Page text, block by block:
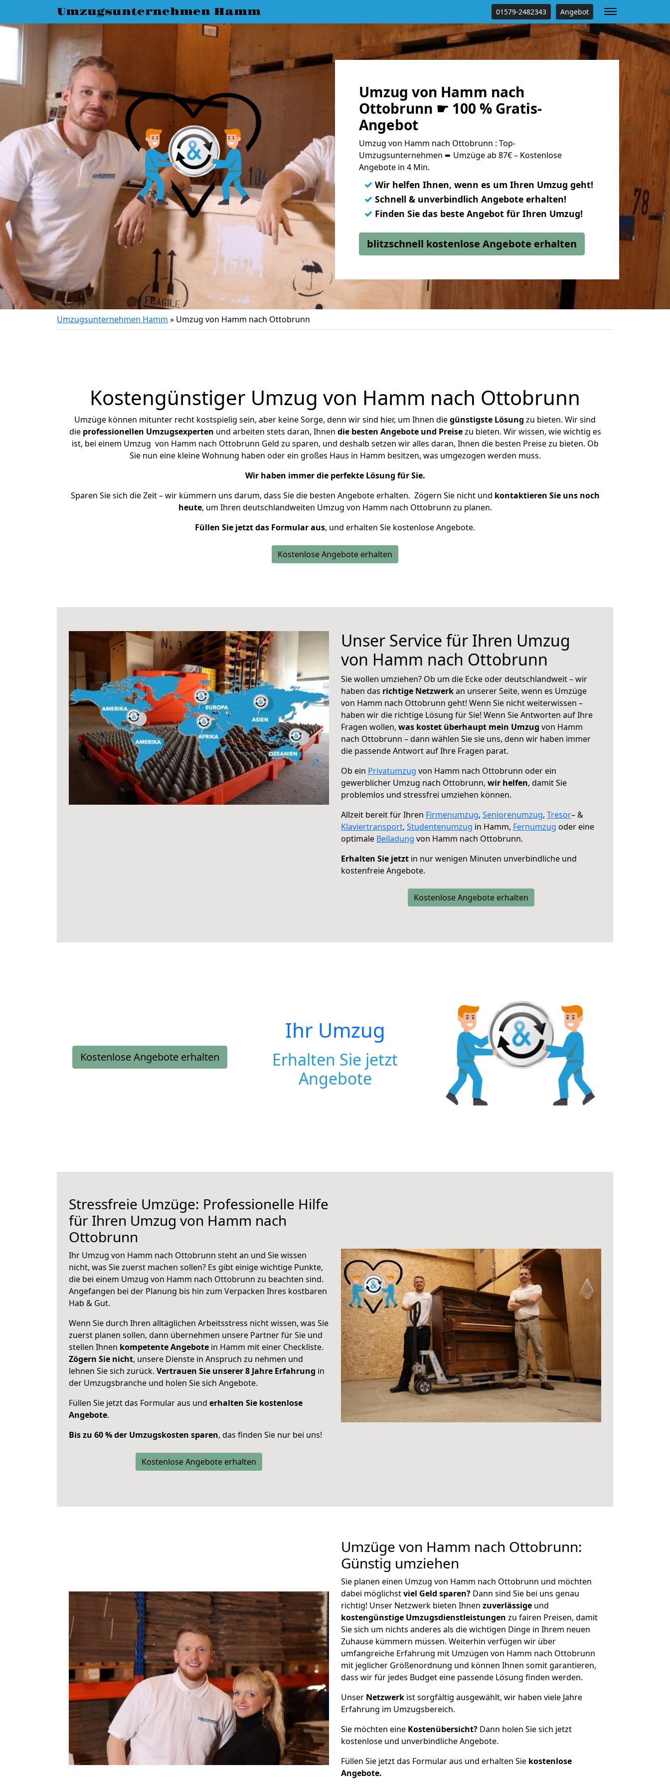
Umzugsunternehmen Hamm 01579-2482343 Angebot
Umzug von Hamm nach
Ottobrunn ☛ 100 % Gratis-
Angebot
Umzug von Hamm nach Ottobrunn : Top-
Umzugsunternehmen ➨ Umzüge ab 87€ – Kostenlose
Angebote in 4 Min.
✓ Wir helfen Ihnen, wenn es um Ihren Umzug geht!
✓ Schnell & unverbindlich Angebote erhalten!
✓ Finden Sie das beste Angebot für Ihren Umzug!
blitzschnell kostenlose Angebote erhalten
Umzugsunternehmen Hamm » Umzug von Hamm nach Ottobrunn
Kostengünstiger Umzug von Hamm nach Ottobrunn
Umzüge können mitunter recht kostspielig sein, aber keine Sorge, denn wir sind hier, um Ihnen diegünstigste Lösung zu bieten. Wir sind
die professionellen Umzugsexperten und arbeiten stets daran, Ihnen die besten Angebote und Preisezu bieten. Wir wissen, wie wichtig es
ist, bei einem Umzug von Hamm nach Ottobrunn Geld zu sparen, und deshalb setzen wir alles daran, Ihnen die besten Preise zu bieten. Ob
Sie nun eine kleine Wohnung haben oder ein großes Haus in Hamm besitzen, was umgezogen werden muss.
Wir haben immer die perfekte Lösung für Sie.
Sparen Sie sich die Zeit – wir kümmern uns darum, dass Sie die besten Angebote erhalten. Zögern Sie nicht und kontaktieren Sie uns noch
heute, um Ihren deutschlandweiten Umzug von Hamm nach Ottobrunn zu planen.
Füllen Sie jetzt das Formular aus, und erhalten Sie kostenlose Angebote.
Kostenlose Angebote erhalten
Unser Service für Ihren Umzug
von Hamm nach Ottobrunn
Sie wollen umziehen? Ob um die Ecke oder deutschlandweit – wir
haben das richtige Netzwerkan unserer Seite, wenn es Umzüge
von Hamm nach Ottobrunn geht! Wenn Sie nicht weiterwissen –
haben wir die richtige Lösung für Sie! Wenn Sie Antworten auf Ihre
Fragen wollen, was kostet überhaupt mein Umzug von Hamm
nach Ottobrunn – dann wählen Sie sie uns, denn wir haben immer
die passende Antwort auf Ihre Fragen parat.
Ob ein Privatumzug von Hamm nach Ottobrunn oder ein
gewerblicher Umzug nach Ottobrunn, wir helfen, damit Sie
problemlos und stressfrei umziehen können.
Allzeit bereit für Ihren Firmenumzug, Seniorenumzug, Tresor– &
Klaviertransport, Studentenumzug in Hamm, Fernumzug oder eine
optimale Beiladung von Hamm nach Ottobrunn.
Erhalten Sie jetzt in nur wenigen Minuten unverbindliche und
kostenfreie Angebote.
Kostenlose Angebote erhalten
Kostenlose Angebote erhalten
Ihr Umzug
Erhalten Sie jetzt
Angebote
Stressfreie Umzüge: Professionelle Hilfe
für Ihren Umzug von Hamm nach
Ottobrunn
Ihr Umzug von Hamm nach Ottobrunn steht an und Sie wissen
nicht, was Sie zuerst machen sollen? Es gibt einige wichtige Punkte,
die bei einem Umzug von Hamm nach Ottobrunn zu beachten sind.
Angefangen bei der Planung bis hin zum Verpacken Ihres kostbaren
Hab & Gut.
Wenn Sie durch Ihren alltäglichen Arbeitsstress nicht wissen, was Sie
zuerst planen sollen, dann übernehmen unsere Partner für Sie und
stellen Ihnen kompetente Angebote in Hamm mit einer Checkliste.
Zögern Sie nicht, unsere Dienste in Anspruch zu nehmen und
lehnen Sie sich zurück. Vertrauen Sie unserer 8 Jahre Erfahrung in
der Umzugsbranche und holen Sie sich Angebote.
Füllen Sie jetzt das Formular aus und erhalten Sie kostenlose
Angebote.
Bis zu 60 % der Umzugskosten sparen, das finden Sie nur bei uns!
Kostenlose Angebote erhalten
Umzüge von Hamm nach Ottobrunn:
Günstig umziehen
Sie planen einen Umzug von Hamm nach Ottobrunn und möchten
dabei möglichstviel Geld sparen? Dann sind Sie bei uns genau
richtig! Unser Netzwerk bieten Ihnen zuverlässige und
kostengünstige Umzugsdienstleistungen zu fairen Preisen, damit
Sie sich um nichts anderes als die wichtigen Dinge in Ihrem neuen
Zuhause kümmern müssen. Weiterhin verfügen wir über
umfangreiche Erfahrung mit Umzügen von Hamm nach Ottobrunn
mit jeglicher Größenordnung und können Ihnen somit garantieren,
dass wir für jedes Budget eine passende Lösung finden werden.
Unser Netzwerk ist sorgfältig ausgewählt, wir haben viele Jahre
Erfahrung im Umzugsbereich.
Sie möchten eine Kostenübersicht? Dann holen Sie sich jetzt
kostenlose und unverbindliche Angebote.
Füllen Sie jetzt das Formular aus und erhalten Sie kostenlose
Angebote.